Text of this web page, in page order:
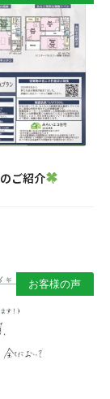
ご紹介
お客様の声